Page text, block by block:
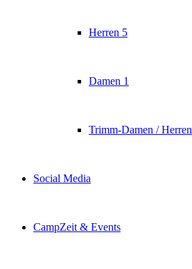
Herren 5
Damen 1
Trimm-Damen / Herren
Social Media
CampZeit & Events